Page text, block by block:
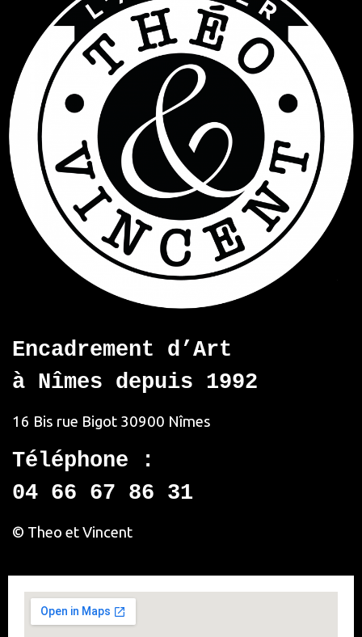
Encadrement d’Art
à Nîmes depuis 1992
16 Bis rue Bigot 30900 Nîmes
Téléphone :
04 66 67 86 31
© Theo et Vincent